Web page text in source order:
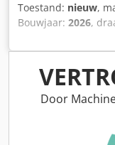
Toestand: nieuw,
Bouwjaar: 2026,
600 mm,
bouwhoogte:3.030
voorbandmaat:
100%,
5218640
Door